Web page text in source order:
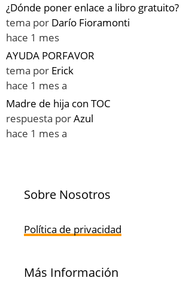
¿Dónde poner enlace a libro gratuito?
tema por Darío Fioramonti
hace 1 mes
AYUDA PORFAVOR
tema por Erick
hace 1 mes a
Madre de hija con TOC
respuesta porAzul
hace 1 mes a
Sobre Nosotros
Política de privacidad
Más Información